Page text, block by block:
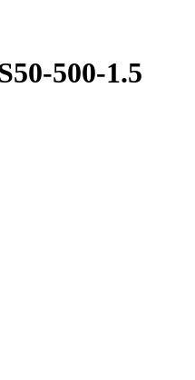
500-1.5